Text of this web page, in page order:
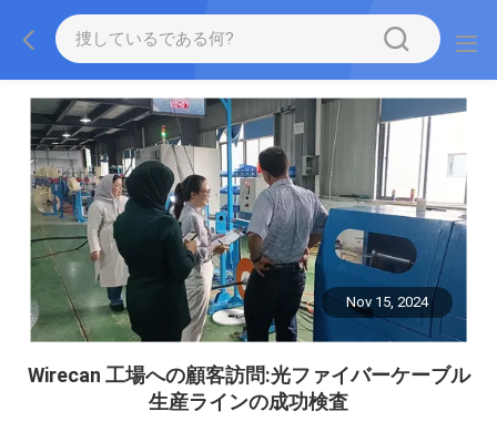
Nov 15, 2024
Wirecan 工場への顧客訪問:光ファイバーケーブル
生産ラインの成功検査